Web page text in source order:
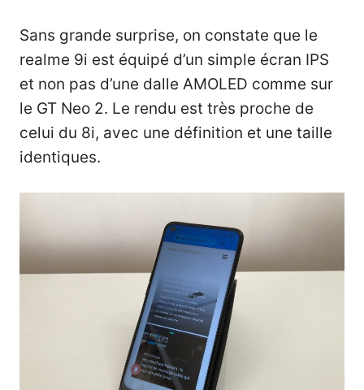
Sans grande surprise, on constate que le
realme 9i est équipé d’un simple écran IPS
et non pas d’une dalle AMOLED comme sur
le GT Neo 2. Le rendu est très proche de
celui du 8i, avec une définition et une taille
identiques.